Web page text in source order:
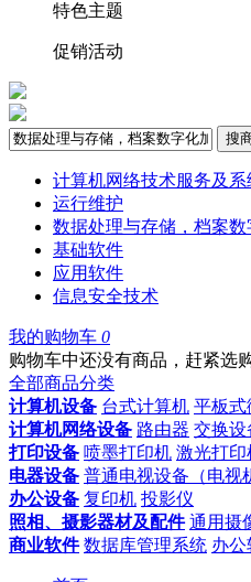
特色主题
促销活动
搜
计算机网络技术服务及系
运行维护
数据处理与存储，档案数
基础软件
应用软件
信息安全技术
我的购物车 0
购物车中还没有商品，赶紧选
全部商品分类
计算机设备 台式计算机 平板式
计算机网络设备 路由器 交换设
打印设备 喷墨打印机 激光打印
电器设备 普通电视设备（电视
办公设备 复印机 投影仪
照相、摄影器材及配件 通用摄
商业软件 数据库管理系统 办公